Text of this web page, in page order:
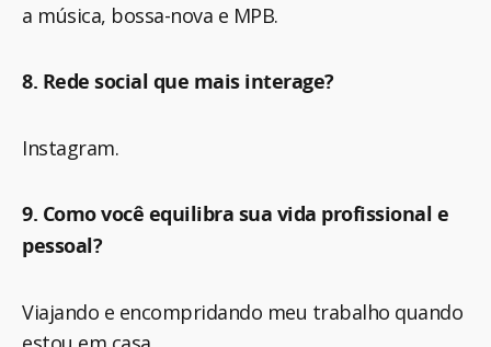
a música, bossa-nova e MPB.
8. Rede social que mais interage?
Instagram.
9. Como você equilibra sua vida profissional e
pessoal?
Viajando e encompridando meu trabalho quando